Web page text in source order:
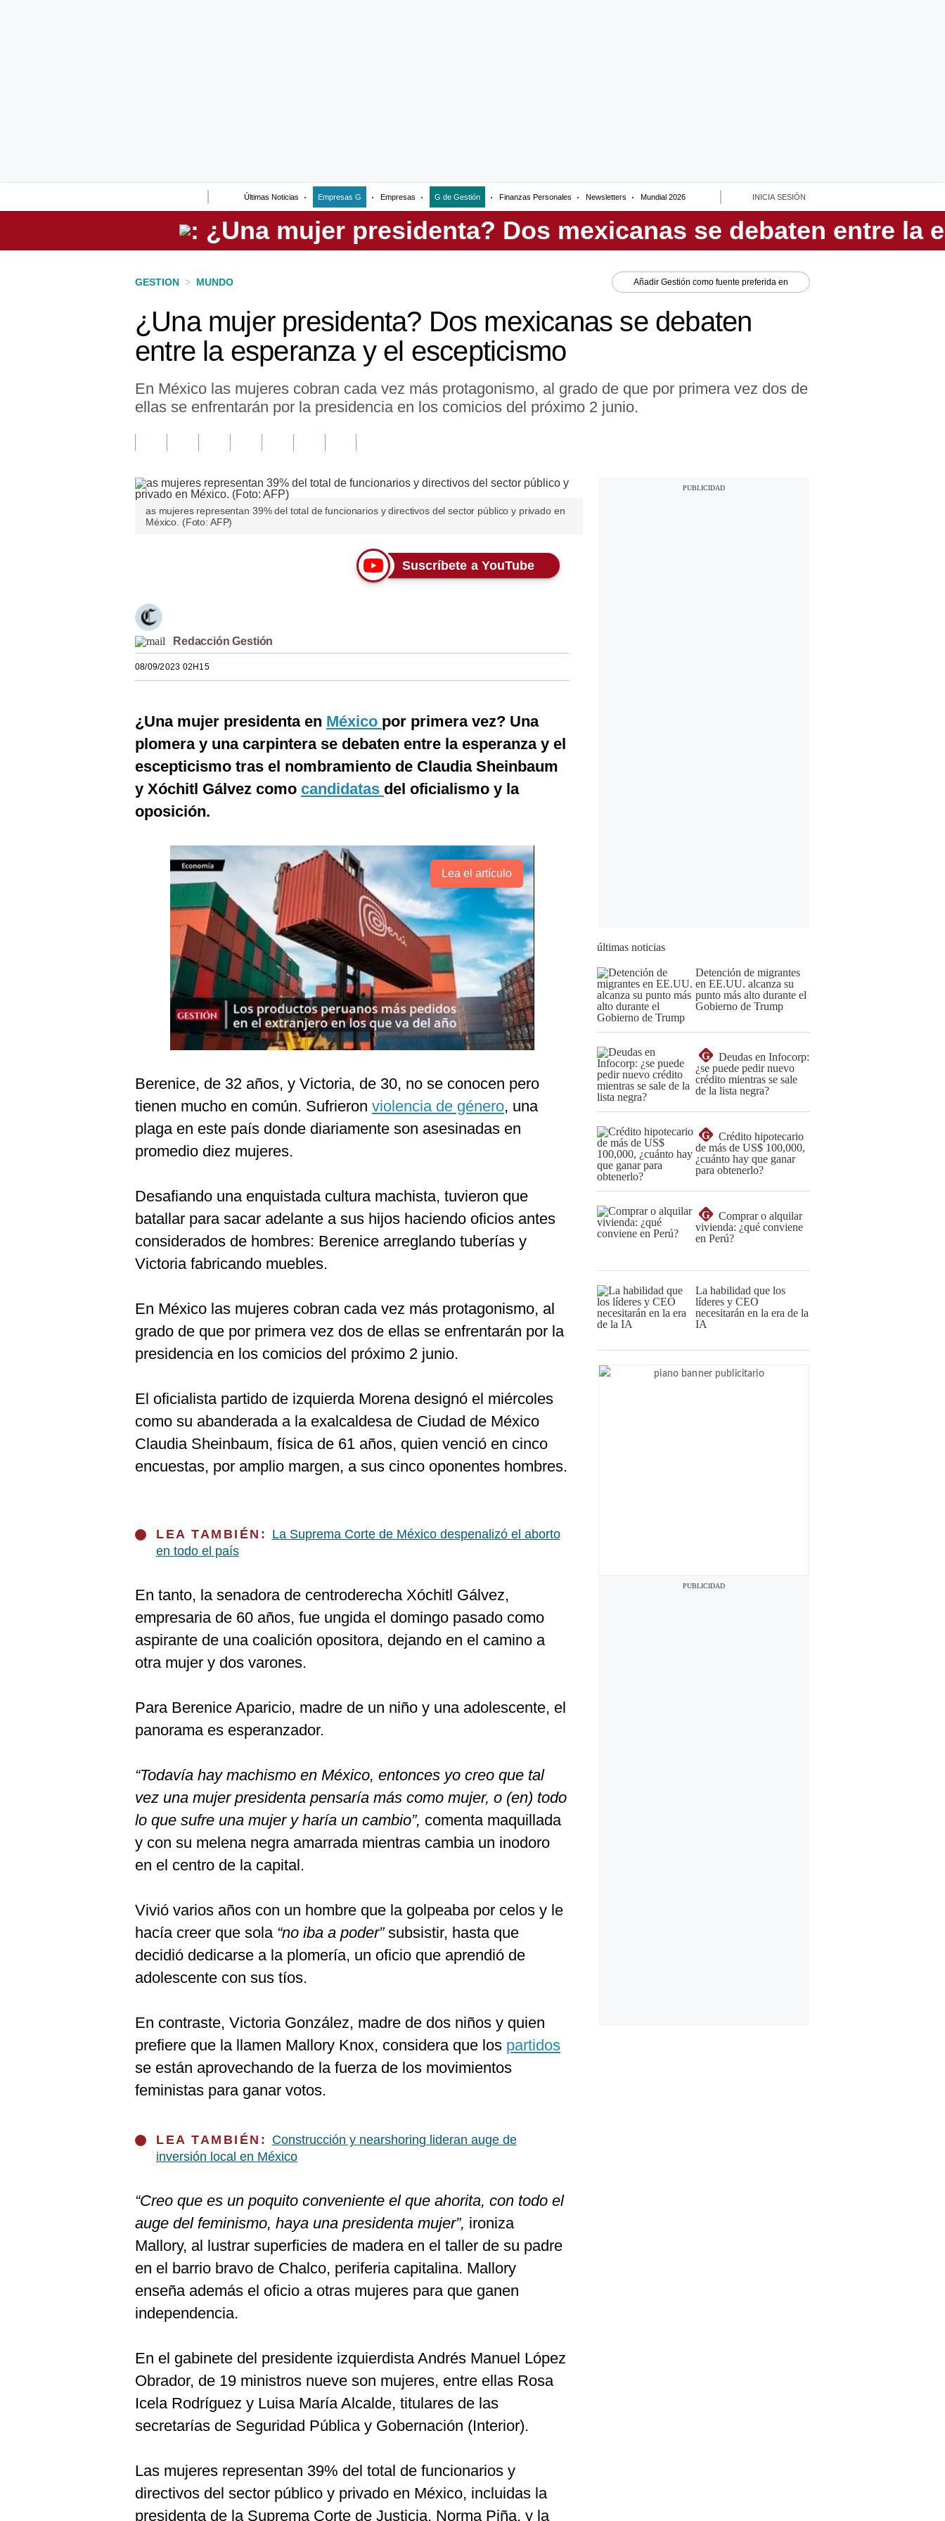
Últimas Noticias Empresas G Empresas G de Gestión Finanzas Personales Newsletters Mundial 2026 INICIA SESIÓN
Perú
GESTION > MUNDO Añadir Gestión como fuente preferida en
¿Una mujer presidenta? Dos mexicanas se debaten
entre la esperanza y el escepticismo
En México las mujeres cobran cada vez más protagonismo, al grado de que por primera vez dos de
ellas se enfrentarán por la presidencia en los comicios del próximo 2 junio.
as mujeres representan 39% del total de funcionarios y directivos del sector público y privado en
México. (Foto: AFP)
Suscríbete a YouTube
Redacción Gestión
08/09/2023 02H15
¿Una mujer presidenta en México por primera vez? Una
plomera y una carpintera se debaten entre la esperanza y el
escepticismo tras el nombramiento de Claudia Sheinbaum
y Xóchitl Gálvez como candidatas del oficialismo y la
oposición.
Lea el artículo
Berenice, de 32 años, y Victoria, de 30, no se conocen pero
tienen mucho en común. Sufrieron violencia de género, una
plaga en este país donde diariamente son asesinadas en
promedio diez mujeres.
Desafiando una enquistada cultura machista, tuvieron que
batallar para sacar adelante a sus hijos haciendo oficios antes
considerados de hombres: Berenice arreglando tuberías y
Victoria fabricando muebles.
En México las mujeres cobran cada vez más protagonismo, al
grado de que por primera vez dos de ellas se enfrentarán por la
presidencia en los comicios del próximo 2 junio.
El oficialista partido de izquierda Morena designó el miércoles
como su abanderada a la exalcaldesa de Ciudad de México
Claudia Sheinbaum, física de 61 años, quien venció en cinco
encuestas, por amplio margen, a sus cinco oponentes hombres.
LEA TAMBIÉN: La Suprema Corte de México despenalizó el aborto
en todo el país
En tanto, la senadora de centroderecha Xóchitl Gálvez,
empresaria de 60 años, fue ungida el domingo pasado como
aspirante de una coalición opositora, dejando en el camino a
otra mujer y dos varones.
Para Berenice Aparicio, madre de un niño y una adolescente, el
panorama es esperanzador.
“Todavía hay machismo en México, entonces yo creo que tal
vez una mujer presidenta pensaría más como mujer, o (en) todo
lo que sufre una mujer y haría un cambio”, comenta maquillada
y con su melena negra amarrada mientras cambia un inodoro
en el centro de la capital.
Vivió varios años con un hombre que la golpeaba por celos y le
hacía creer que sola “no iba a poder”subsistir, hasta que
decidió dedicarse a la plomería, un oficio que aprendió de
adolescente con sus tíos.
En contraste, Victoria González, madre de dos niños y quien
prefiere que la llamen Mallory Knox, considera que los partidos
se están aprovechando de la fuerza de los movimientos
feministas para ganar votos.
LEA TAMBIÉN: Construcción y nearshoring lideran auge de
inversión local en México
“Creo que es un poquito conveniente el que ahorita, con todo el
auge del feminismo, haya una presidenta mujer”, ironiza
Mallory, al lustrar superficies de madera en el taller de su padre
en el barrio bravo de Chalco, periferia capitalina. Mallory
enseña además el oficio a otras mujeres para que ganen
independencia.
En el gabinete del presidente izquierdista Andrés Manuel López
Obrador, de 19 ministros nueve son mujeres, entre ellas Rosa
Icela Rodríguez y Luisa María Alcalde, titulares de las
secretarías de Seguridad Pública y Gobernación (Interior).
Las mujeres representan 39% del total de funcionarios y
directivos del sector público y privado en México, incluidas la
presidenta de la Suprema Corte de Justicia, Norma Piña, y la
últimas noticias
Detención de migrantes
en EE.UU. alcanza su
punto más alto durante el
Gobierno de Trump
G
Deudas en Infocorp:
¿se puede pedir nuevo
crédito mientras se sale
de la lista negra?
G
Crédito hipotecario
de más de US$ 100,000,
¿cuánto hay que ganar
para obtenerlo?
G
Comprar o alquilar
vivienda: ¿qué conviene
en Perú?
La habilidad que los
líderes y CEO
necesitarán en la era de la
IA